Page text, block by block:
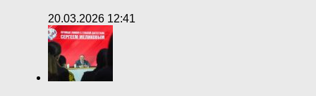
20.03.2026 12:41